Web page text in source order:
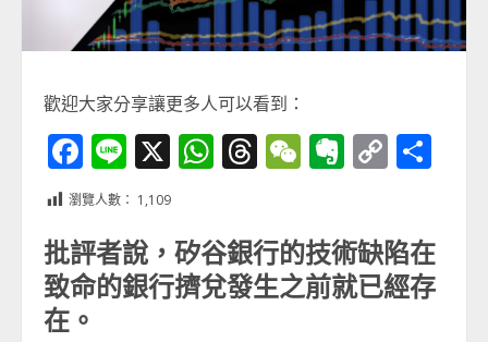
歡迎大家分享讓更多人可以看到：
Facebook
Line
X WhatsApp
Threads
WeChat
Evernote
Copy
瀏覽人數： 1,109
批評者說，矽谷銀行的技術缺陷在
致命的銀行擠兌發生之前就已經存
在。